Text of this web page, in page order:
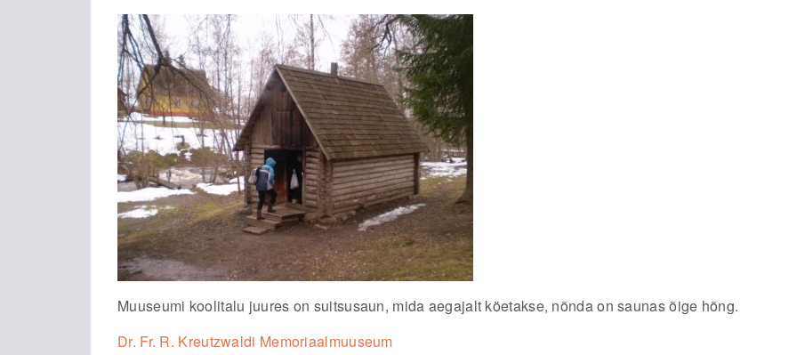
Muuseumi koolitalu juures on suitsusaun, mida aegajalt köetakse, nõnda on saunas õige hõng.
Dr. Fr. R. Kreutzwaldi Memoriaalmuuseum